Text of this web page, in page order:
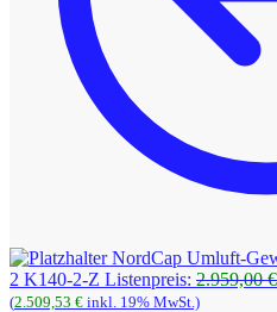
NordCap Umluft-
2 K140-2-Z Listenpreis: 2.959,00€
(2.509,53 € inkl. 19% MwSt.)